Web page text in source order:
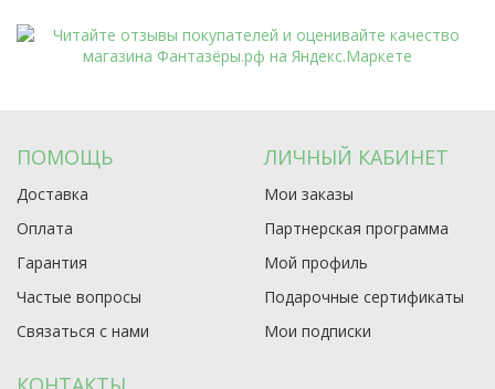
ПОМОЩЬ
Доставка
Оплата
Гарантия
Частые вопросы
Связаться с нами
ЛИЧНЫЙ КАБИНЕТ
Мои заказы
Партнерская программа
Мой профиль
Подарочные сертификаты
Мои подписки